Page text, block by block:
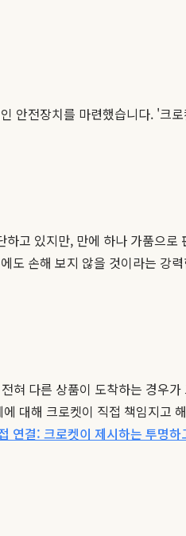
안전장치를 마련했습니다. '크
고 있지만, 만에 하나 가품으
도 손해 보지 않을 것이라는 강
다른 상품이 도착하는 경우
대해 크로켓이 직접 책임지고
연결: 크로켓이 제시하는 투명